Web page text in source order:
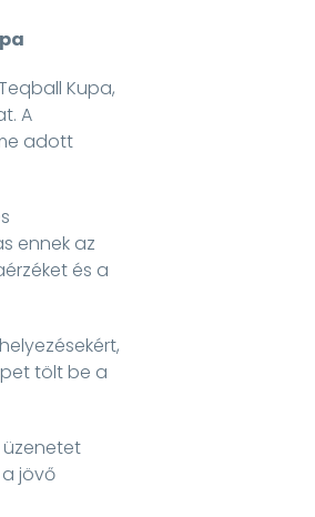
Kupa,
A
adott
ennek az
és a
tölt be a
jövő